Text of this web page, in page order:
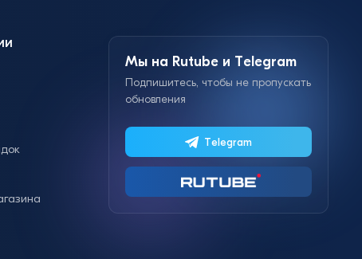
Мы на Rutube и Telegram
Подпишитесь, чтобы не пропускать
обновления
Telegram